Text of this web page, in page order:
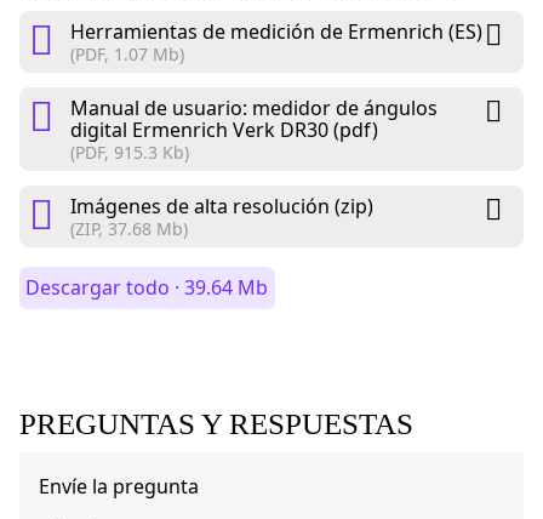
Herramientas de medición de Ermenrich (ES)
(PDF, 1.07 Mb)
Manual de usuario: medidor de ángulos
digital Ermenrich Verk DR30 (pdf)
(PDF, 915.3 Kb)
Imágenes de alta resolución (zip)
(ZIP, 37.68 Mb)
Descargar todo · 39.64 Mb
PREGUNTAS Y RESPUESTAS
Envíe la pregunta